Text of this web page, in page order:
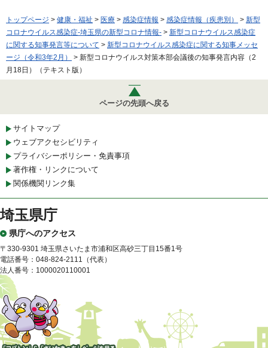
トップページ > 健康・福祉 > 医療 > 感染症情報 > 感染症情報（疾患別） > 新型
コロナウイルス感染症-埼玉県の新型コロナ情報- > 新型コロナウイルス感染症
に関する知事発言等について > 新型コロナウイルス感染症に関する知事メッセ
ージ（令和3年2月）
> 新型コロナウイルス対策本部会議後の知事発言内容（2
月18日）（テキスト版）
ページの先頭へ戻る
サイトマップ
ウェブアクセシビリティ
プライバシーポリシー・免責事項
著作権・リンクについて
関係機関リンク集
埼玉県庁
県庁へのアクセス
〒330-9301 埼玉県さいたま市浦和区高砂三丁目15番1号
電話番号：048-824-2111（代表）
法人番号：1000020110001